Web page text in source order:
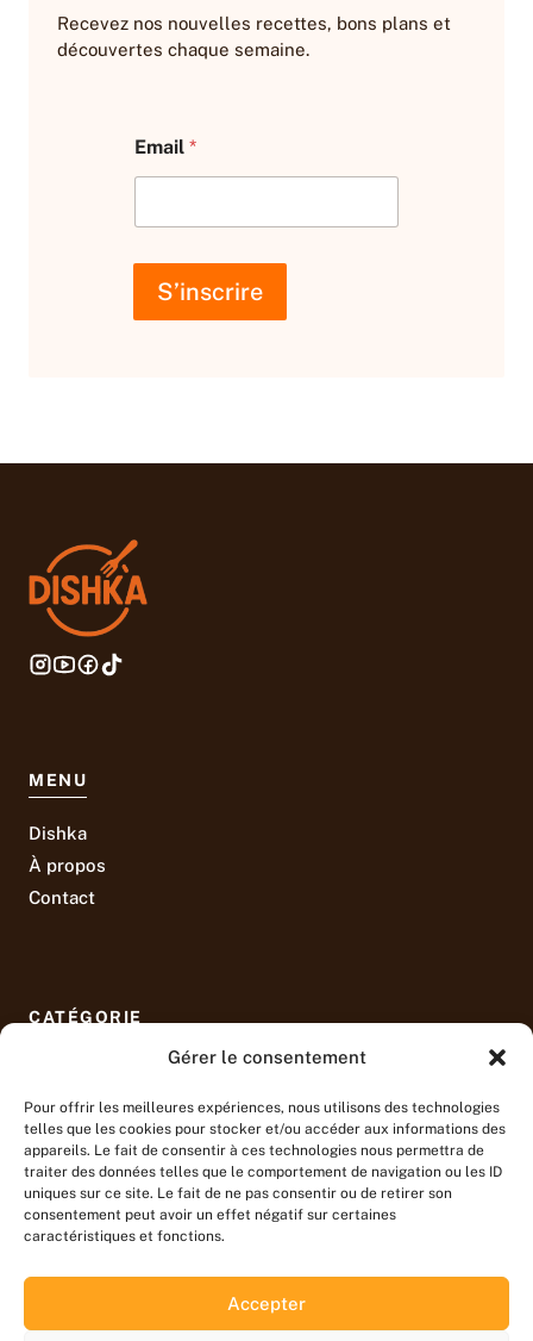
Gérer le consentement
Pour offrir les meilleures expériences, nous utilisons des technologies
telles que les cookies pour stocker et/ou accéder aux informations des
appareils. Le fait de consentir à ces technologies nous permettra de
traiter des données telles que le comportement de navigation ou les ID
uniques sur ce site. Le fait de ne pas consentir ou de retirer son
consentement peut avoir un effet négatif sur certaines
caractéristiques et fonctions.
Accepter
Recevez nos nouvelles recettes, bons plans et
découvertes chaque semaine.
E
m
i
E
Email *
S’inscrire
MENU
Dishka
À propos
Contact
CATÉGORIE
Restaurants
Lifestyle
Ustensiles